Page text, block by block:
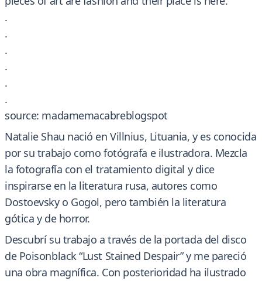
.
.
.
.
.
.
source: madamemacabreblogspot
Natalie Shau nació en Villnius, Lituania, y es conocida
por su trabajo como fotógrafa e ilustradora. Mezcla
la fotografía con el tratamiento digital y dice
inspirarse en la literatura rusa, autores como
Dostoevsky o Gogol, pero también la literatura
gótica y de horror.
Descubrí su trabajo a través de la portada del disco
de Poisonblack “Lust Stained Despair” y me pareció
una obra magnífica. Con posterioridad ha ilustrado